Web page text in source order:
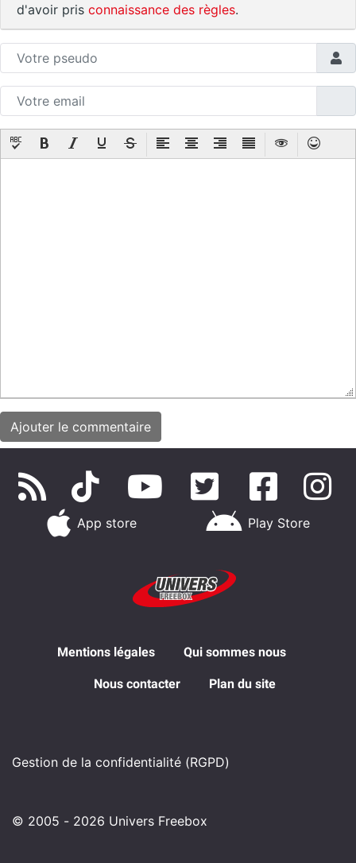
d'avoir pris connaissance des règles.
App store Play Store
Mentions légales Qui sommes nous
Nous contacter Plan du site
Gestion de la confidentialité (RGPD)
© 2005 - 2026 Univers Freebox